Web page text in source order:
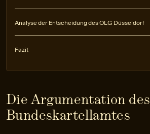
Analyse der Entscheidung des OLG Düsseldorf
Fazit
Die Argumentation des
Bundeskartellamtes